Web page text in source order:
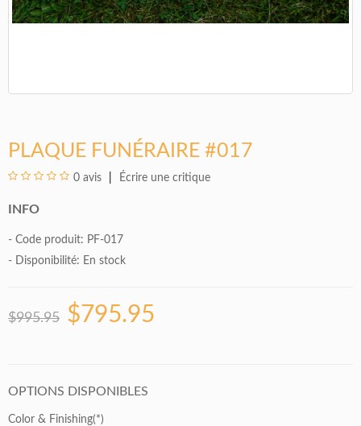
PLAQUE FUNÉRAIRE #017
0 avis Écrire une critique
INFO
- Code produit: PF-017
- Disponibilité: En stock
$995.95 $795.95
OPTIONS DISPONIBLES
Color & Finishing